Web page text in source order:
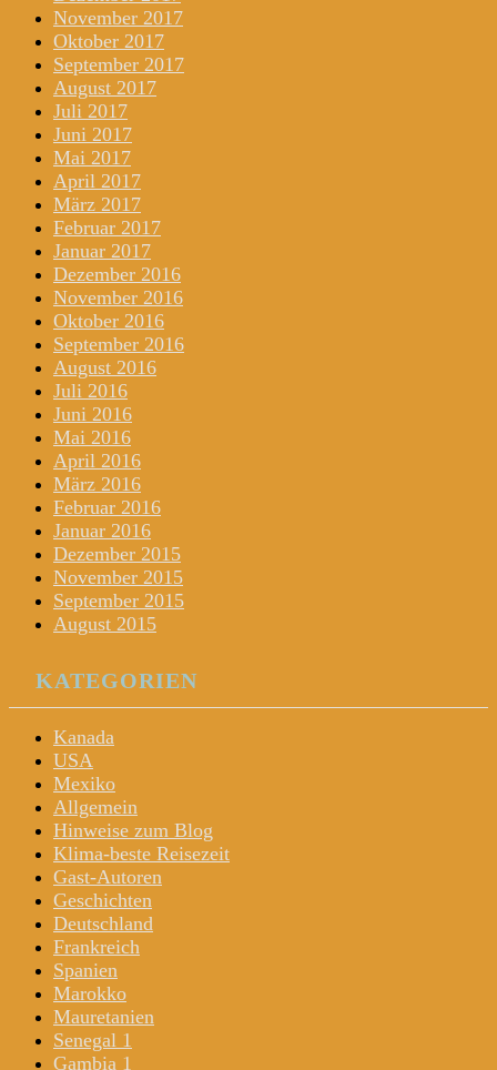
November 2017
Oktober 2017
September 2017
August 2017
Juli 2017
Juni 2017
Mai 2017
April 2017
März 2017
Februar 2017
Januar 2017
Dezember 2016
November 2016
Oktober 2016
September 2016
August 2016
Juli 2016
Juni 2016
Mai 2016
April 2016
März 2016
Februar 2016
Januar 2016
Dezember 2015
November 2015
September 2015
August 2015
KATEGORIEN
Kanada
USA
Mexiko
Allgemein
Hinweise zum Blog
Klima-beste Reisezeit
Gast-Autoren
Geschichten
Deutschland
Frankreich
Spanien
Marokko
Mauretanien
Senegal 1
Gambia 1